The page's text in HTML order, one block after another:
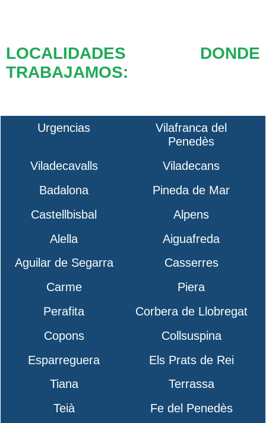
LOCALIDADES DONDE
TRABAJAMOS:
Urgencias
Vilafranca del
Penedès
Viladecavalls
Viladecans
Badalona
Pineda de Mar
Castellbisbal
Alpens
Alella
Aiguafreda
Aguilar de Segarra
Casserres
Carme
Piera
Perafita
Corbera de Llobregat
Copons
Collsuspina
Esparreguera
Els Prats de Rei
Tiana
Terrassa
Teià
Fe del Penedès